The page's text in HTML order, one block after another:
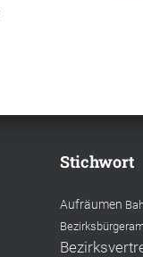
Stichwort
Aufräumen